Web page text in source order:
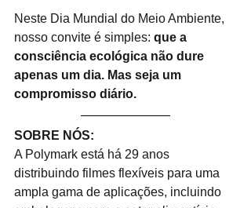
Neste Dia Mundial do Meio Ambiente,
nosso convite é simples: que a
consciência ecológica não dure
apenas um dia. Mas seja um
compromisso diário.
SOBRE NÓS:
A Polymark está há 29 anos
distribuindo filmes flexíveis para uma
ampla gama de aplicações, incluindo